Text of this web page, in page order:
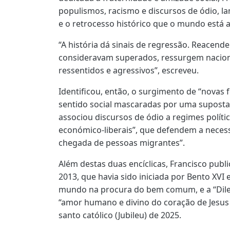
populismos, racismo e discursos de ódio,
e o retrocesso histórico que o mundo está
“A história dá sinais de regressão.
consideravam superados, ressurgem
ressentidos e agressivos”, escreveu.
Identificou, então, o surgimento de “novas
sentido social mascaradas por uma
associou discursos de ódio a regimes
económico-liberais”, que defendem a
chegada de pessoas migrantes”.
Além destas duas encíclicas, Francisco
2013, que havia sido iniciada por Bento
mundo na procura do bem comum, e a
“amor humano e divino do coração de
santo católico (Jubileu) de 2025.